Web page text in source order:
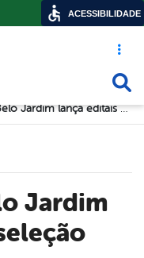
Acesso
Prefeitura de Belo Jardim lança editais de seleção simplificada
ACESSIBILIDADE